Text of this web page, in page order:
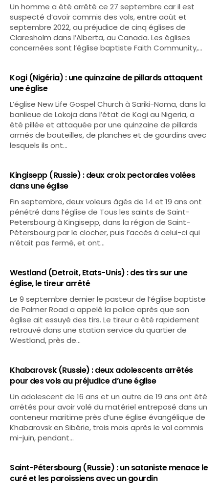
Un homme a été arrêté ce 27 septembre car il est
suspecté d’avoir commis des vols, entre août et
septembre 2022, au préjudice de cinq églises de
Claresholm dans l’Alberta, au Canada. Les églises
concernées sont l’église baptiste Faith Community,…
Kogi (Nigéria) : une quinzaine de pillards attaquent
une église
L’église New Life Gospel Church à Sariki-Noma, dans la
banlieue de Lokoja dans l’état de Kogi au Nigeria, a
été pillée et attaquée par une quinzaine de pillards
armés de bouteilles, de planches et de gourdins avec
lesquels ils ont…
Kingisepp (Russie) : deux croix pectorales volées
dans une église
Fin septembre, deux voleurs âgés de 14 et 19 ans ont
pénétré dans l’église de Tous les saints de Saint-
Petersbourg à Kingisepp, dans la région de Saint-
Pétersbourg par le clocher, puis l’accès à celui-ci qui
n’était pas fermé, et ont…
Westland (Detroit, Etats-Unis) : des tirs sur une
église, le tireur arrêté
Le 9 septembre dernier le pasteur de l’église baptiste
de Palmer Road a appelé la police après que son
église ait essuyé des tirs. Le tireur a été rapidement
retrouvé dans une station service du quartier de
Westland, près de…
Khabarovsk (Russie) : deux adolescents arrêtés
pour des vols au préjudice d’une église
Un adolescent de 16 ans et un autre de 19 ans ont été
arrêtés pour avoir volé du matériel entreposé dans un
conteneur maritime près d’une église évangélique de
Khabarovsk en Sibérie, trois mois après le vol commis
mi-juin, pendant…
Saint-Pétersbourg (Russie) : un sataniste menace le
curé et les paroissiens avec un gourdin